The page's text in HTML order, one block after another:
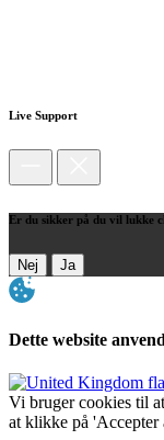
Live Support
Er du sikker på du vil lukke
Nej Ja
Dette website
Vi bruger cookies til
at klikke på 'Accepter